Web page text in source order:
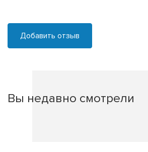
Добавить отзыв
Вы недавно смотрели